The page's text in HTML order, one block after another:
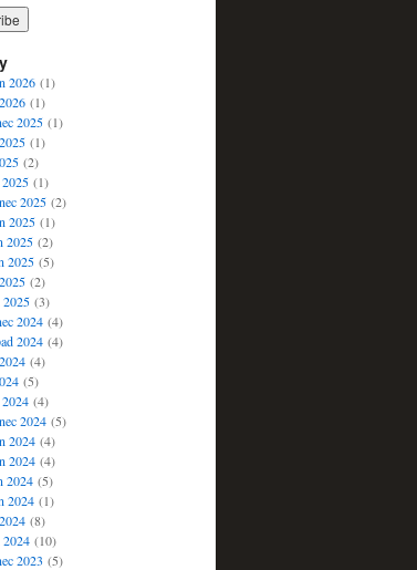
2026(1)
(1)
2025(1)
(1)
(2)
(1)
2025(2)
2025(1)
2025(2)
2025(5)
(2)
2025(3)
2024(4)
2024(4)
(4)
(5)
(4)
2024(5)
2024(4)
2024(4)
2024(5)
2024(1)
(8)
2024(10)
2023 (5)